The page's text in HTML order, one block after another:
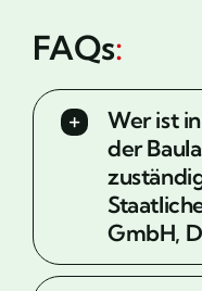
FAQs:
Wer ist
der
GmbH,